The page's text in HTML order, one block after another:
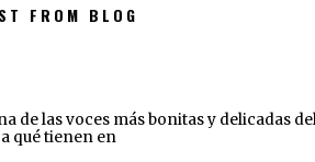
FROM BLOG
de las voces más bonitas y delicadas
qué tienen en